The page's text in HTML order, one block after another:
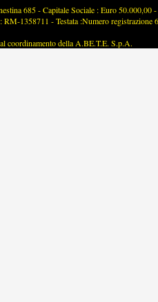
685 - Capitale Sociale : Euro
1358711 - Testata :Numero registrazione
coordinamento della A.BE.T.E. S.p.A.